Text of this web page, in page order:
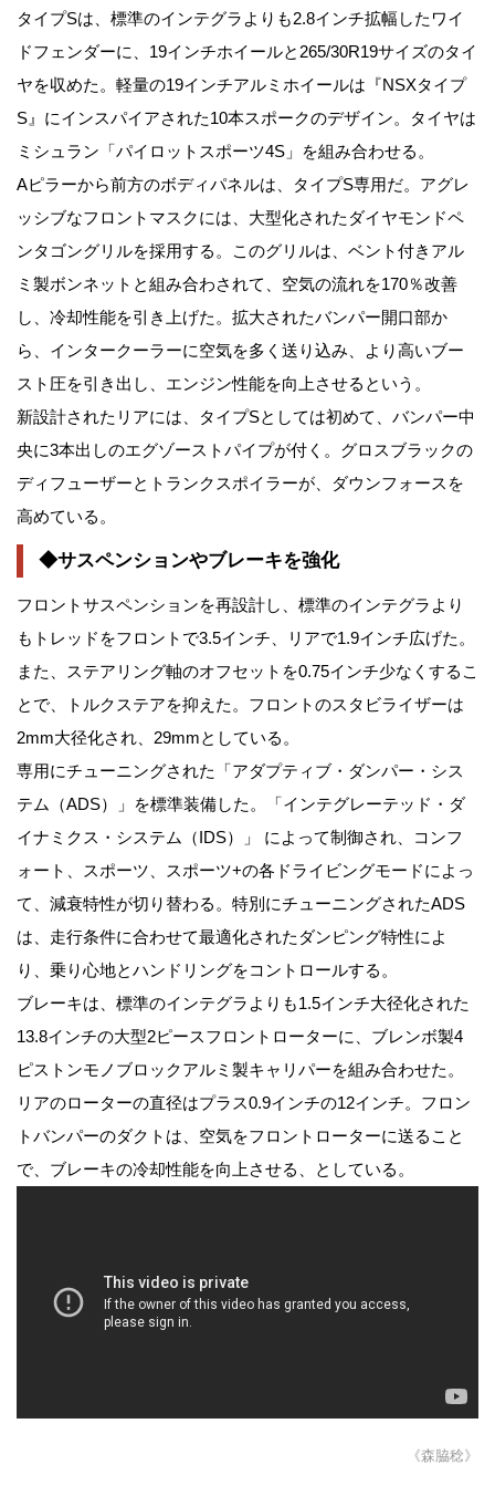
タイプSは、標準のインテグラよりも2.8インチ拡幅したワイ
ドフェンダーに、19インチホイールと265/30R19サイズのタイ
ヤを収めた。軽量の19インチアルミホイールは『NSXタイプ
S』にインスパイアされた10本スポークのデザイン。タイヤは
ミシュラン「パイロットスポーツ4S」を組み合わせる。
Aピラーから前方のボディパネルは、タイプS専用だ。アグレ
ッシブなフロントマスクには、大型化されたダイヤモンドペ
ンタゴングリルを採用する。このグリルは、ベント付きアル
ミ製ボンネットと組み合わされて、空気の流れを170％改善
し、冷却性能を引き上げた。拡大されたバンパー開口部か
ら、インタークーラーに空気を多く送り込み、より高いブー
スト圧を引き出し、エンジン性能を向上させるという。
新設計されたリアには、タイプSとしては初めて、バンパー中
央に3本出しのエグゾーストパイプが付く。グロスブラックの
ディフューザーとトランクスポイラーが、ダウンフォースを
高めている。
◆サスペンションやブレーキを強化
フロントサスペンションを再設計し、標準のインテグラより
もトレッドをフロントで3.5インチ、リアで1.9インチ広げた。
また、ステアリング軸のオフセットを0.75インチ少なくするこ
とで、トルクステアを抑えた。フロントのスタビライザーは
2mm大径化され、29mmとしている。
専用にチューニングされた「アダプティブ・ダンパー・シス
テム（ADS）」を標準装備した。「インテグレーテッド・ダ
イナミクス・システム（IDS）」 によって制御され、コンフ
ォート、スポーツ、スポーツ+の各ドライビングモードによっ
て、減衰特性が切り替わる。特別にチューニングされたADS
は、走行条件に合わせて最適化されたダンピング特性によ
り、乗り心地とハンドリングをコントロールする。
ブレーキは、標準のインテグラよりも1.5インチ大径化された
13.8インチの大型2ピースフロントローターに、ブレンボ製4
ピストンモノブロックアルミ製キャリパーを組み合わせた。
リアのローターの直径はプラス0.9インチの12インチ。フロン
トバンパーのダクトは、空気をフロントローターに送ること
で、ブレーキの冷却性能を向上させる、としている。
《森脇稔》